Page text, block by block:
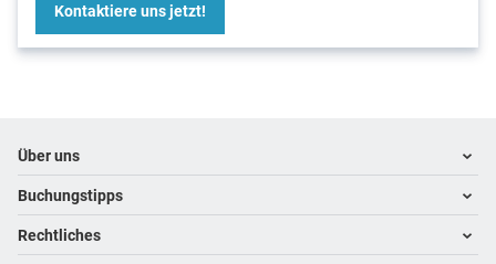
Kontaktiere uns jetzt!
Footer navigation
Über uns
Kontakt
Über uns
Buchungstipps
Warum im Reisebüro buchen
Rechtliches